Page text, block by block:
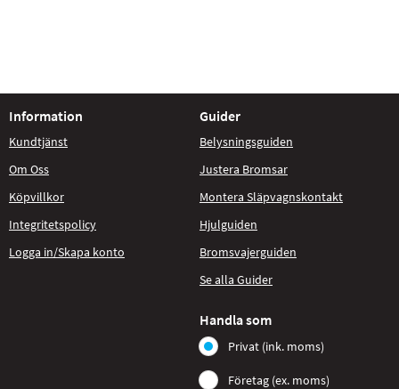
Information
Kundtjänst
Om Oss
Köpvillkor
Integritetspolicy
Logga in/Skapa konto
Guider
Belysningsguiden
Justera Bromsar
Montera Släpvagnskontakt
Hjulguiden
Bromsvajerguiden
Se alla Guider
Handla som
Privat (ink. moms)
Företag (ex. moms)